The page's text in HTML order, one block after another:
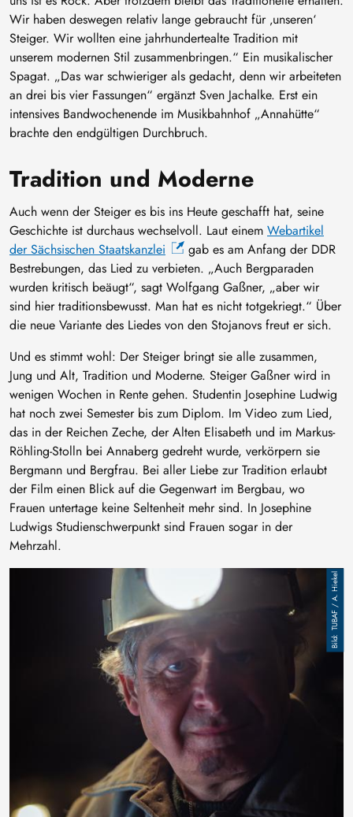
Wir haben deswegen relativ lange gebraucht für ‚unseren‘
Steiger. Wir wollten eine jahrhundertealte Tradition mit
unserem modernen Stil zusammenbringen.“ Ein musikalischer
Spagat. „Das war schwieriger als gedacht, denn wir arbeiteten
an drei bis vier Fassungen“ ergänzt Sven Jachalke. Erst ein
intensives Bandwochenende im Musikbahnhof „Annahütte“
brachte den endgültigen Durchbruch.
TUBAF / A. Hiekel
Tradition und Moderne
Auch wenn der Steiger es bis ins Heute geschafft hat, seine
Geschichte ist durchaus wechselvoll. Laut einem Webartikel
der Sächsischen Staatskanzlei
gab es am Anfang der DDR
Bestrebungen, das Lied zu verbieten. „Auch Bergparaden
wurden kritisch beäugt“, sagt Wolfgang Gaßner, „aber wir
sind hier traditionsbewusst. Man hat es nicht totgekriegt.“ Über
die neue Variante des Liedes von den Stojanovs freut er sich.
Und es stimmt wohl: Der Steiger bringt sie alle zusammen,
Jung und Alt, Tradition und Moderne. Steiger Gaßner wird in
wenigen Wochen in Rente gehen. Studentin Josephine Ludwig
hat noch zwei Semester bis zum Diplom. Im Video zum Lied,
das in der Reichen Zeche, der Alten Elisabeth und im Markus-
Röhling-Stolln bei Annaberg gedreht wurde, verkörpern sie
Bergmann und Bergfrau. Bei aller Liebe zur Tradition erlaubt
der Film einen Blick auf die Gegenwart im Bergbau, wo
Frauen untertage keine Seltenheit mehr sind. In Josephine
Ludwigs Studienschwerpunkt sind Frauen sogar in der
Mehrzahl.